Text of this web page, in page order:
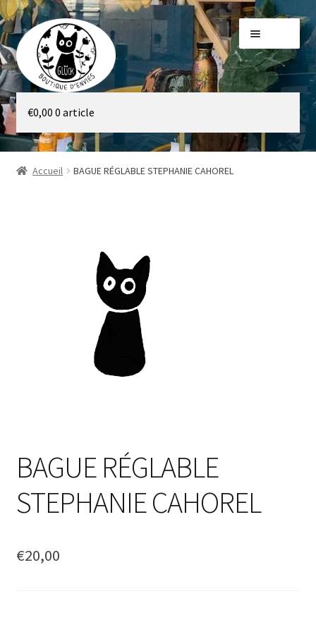
Aller
à
la
navigation
Aller
au
contenu
Galerie
Boutique
€0,00 0 article
Accueil BAGUE RÉGLABLE STEPHANIE CAHOREL
BAGUE RÉGLABLE
STEPHANIE CAHOREL
€20,00